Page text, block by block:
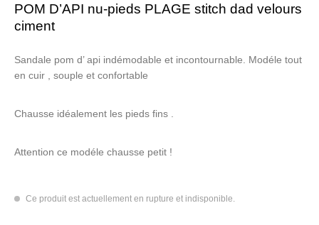
POM D’API nu-pieds PLAGE stitch dad velours
ciment
Sandale pom d’ api indémodable et incontournable. Modéle tout
en cuir , souple et confortable
Chausse idéalement les pieds fins .
Attention ce modéle chausse petit !
Ce produit est actuellement en rupture et indisponible.